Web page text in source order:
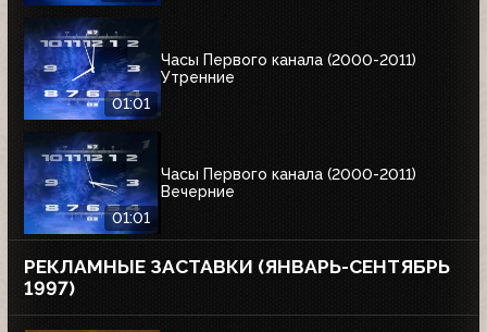
01:01
Часы Первого канала (2000-2011)
Утренние
01:01
Часы Первого канала (2000-2011)
Вечерние
РЕКЛАМНЫЕ ЗАСТАВКИ (ЯНВАРЬ-СЕНТЯБРЬ
1997)